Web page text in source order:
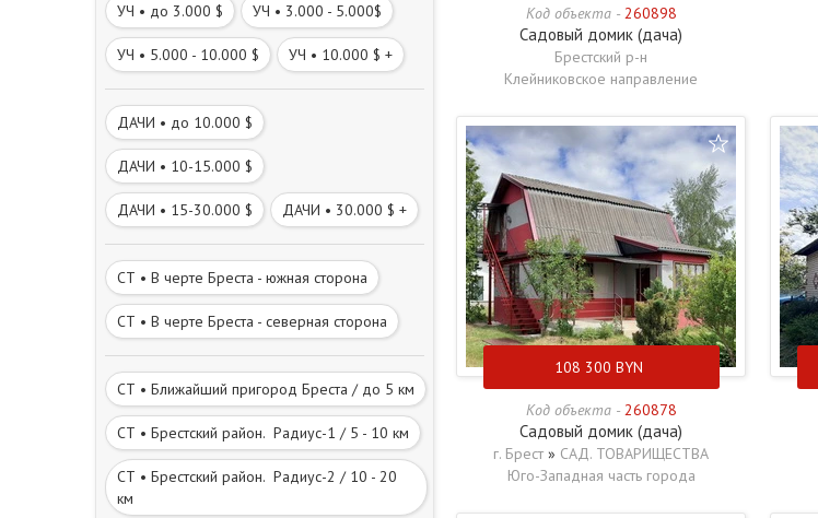
УЧ • до 3.000 $ УЧ • 3.000 - 5.000$
УЧ • 5.000 - 10.000 $ УЧ • 10.000 $ +
ДАЧИ • до 10.000 $
ДАЧИ • 10-15.000 $
ДАЧИ • 15-30.000 $ ДАЧИ • 30.000 $ +
СТ • В черте Бреста - южная сторона
СТ • В черте Бреста - северная сторона
СТ • Ближайший пригород Бреста / до 5 км
СТ • Брестский район. Радиус-1 / 5 - 10 км
СТ • Брестский район. Радиус-2 / 10 - 20
км
Код объекта - 260898
Садовый домик (дача)
Брестский р-н
Клейниковское направление
108 300 BYN
Код объекта - 260878
Садовый домик (дача)
г. Брест » САД. ТОВАРИЩЕСТВА
Юго-Западная часть города